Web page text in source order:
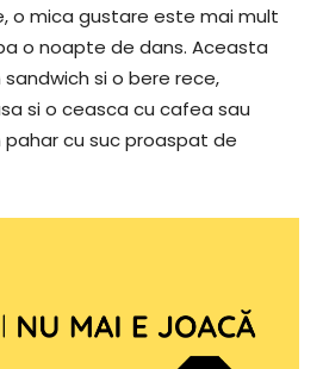
o mica gustare este mai mult
o noapte de dans. Aceasta
si o bere rece,
si o ceasca cu cafea sau
cu suc proaspat de